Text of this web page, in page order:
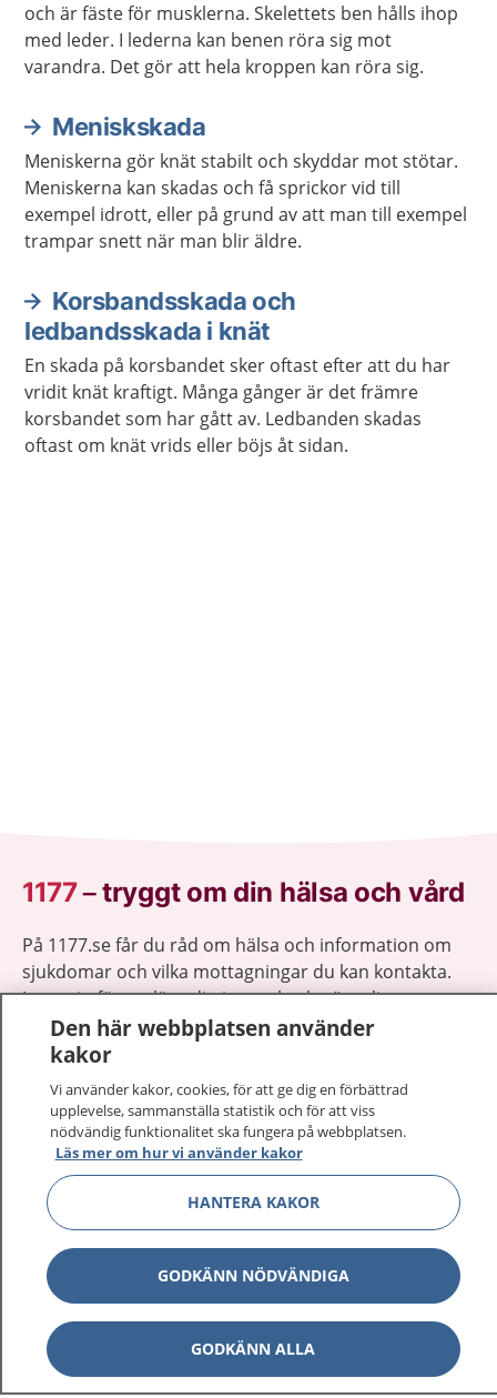
och är fäste för musklerna. Skelettets ben hålls ihop
med leder. I lederna kan benen röra sig mot
varandra. Det gör att hela kroppen kan röra sig.
Meniskskada
Meniskerna gör knät stabilt och skyddar mot stötar.
Meniskerna kan skadas och få sprickor vid till
exempel idrott, eller på grund av att man till exempel
trampar snett när man blir äldre.
Korsbandsskada och
ledbandsskada i knät
En skada på korsbandet sker oftast efter att du har
vridit knät kraftigt. Många gånger är det främre
korsbandet som har gått av. Ledbanden skadas
oftast om knät vrids eller böjs åt sidan.
1177–tryggt om din hälsa och vård
På 1177.se får du råd om hälsa och information om
sjukdomar och vilka mottagningar du kan kontakta.
Logga in för att läsa din journal och göra dina
vårdärenden. Ring telefonnummer 1177 för
sjukvårdsrådgivning dygnet runt.
1177 ger dig råd när du vill må bättre.
1177 på flera språk Visa
Om 1177 Visa
Kontakt Visa
Den här webbplatsen använder
kakor
Vi använder kakor, cookies, för att ge dig en förbättrad
upplevelse, sammanställa statistik och för att viss
nödvändig funktionalitet ska fungera på webbplatsen.
Läs mer om hur vi använder kakor
HANTERA KAKOR
GODKÄNN NÖDVÄNDIGA
GODKÄNN ALLA